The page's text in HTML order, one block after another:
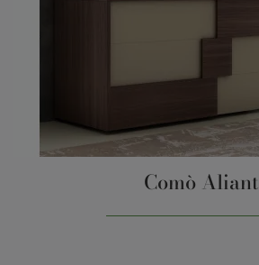
Comò Aliant